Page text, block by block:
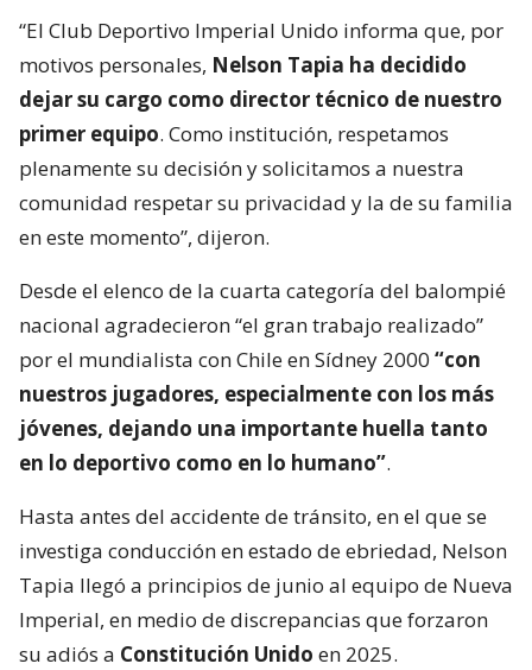
“El Club Deportivo Imperial Unido informa que, por
motivos personales, Nelson Tapia ha decidido
dejar su cargo como director técnico de nuestro
primer equipo. Como institución, respetamos
plenamente su decisión y solicitamos a nuestra
comunidad respetar su privacidad y la de su familia
en este momento”, dijeron.
Desde el elenco de la cuarta categoría del balompié
nacional agradecieron “el gran trabajo realizado”
por el mundialista con Chile en Sídney 2000 “con
nuestros jugadores, especialmente con los más
jóvenes, dejando una importante huella tanto
en lo deportivo como en lo humano”.
Hasta antes del accidente de tránsito, en el que se
investiga conducción en estado de ebriedad, Nelson
Tapia llegó a principios de junio al equipo de Nueva
Imperial, en medio de discrepancias que forzaron
su adiós a Constitución Unido en 2025.